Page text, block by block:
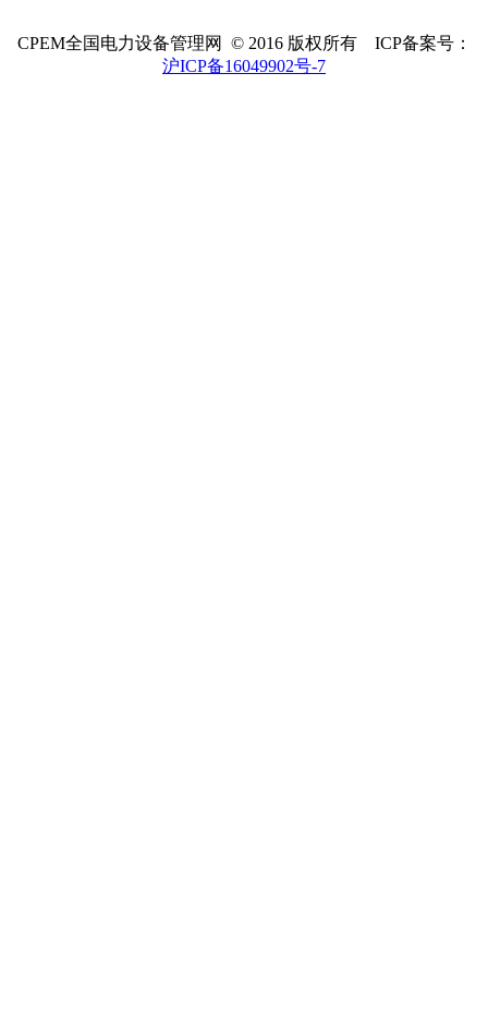
CPEM全国电力设备管理网 © 2016 版权所有 ICP备案号：
沪ICP备16049902号-7